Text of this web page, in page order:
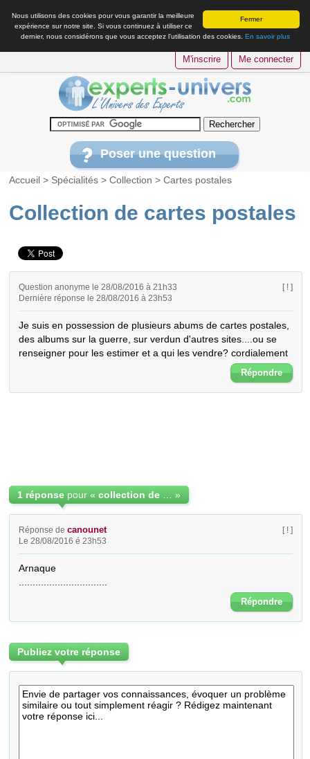
Fermer
Nous utilisons des cookies pour vous garantir la meilleure
expérience sur notre site. Si vous continuez à utiliser ce
dernier, nous considérons que vous acceptez l’utilisation des cookies. En savoir plus
M'inscrire Me connecter
Poser une question
Accueil > Spécialités >Collection >Cartes postales
Collection de cartes postales
Question anonyme le 28/08/2016 à 21h33
Dernière réponse le 28/08/2016 à 23h53
[ ! ]
Je suis en possession de plusieurs abums de cartes postales,
des albums sur la guerre, sur verdun d'autres sites....ou se
renseigner pour les estimer et a qui les vendre? cordialement
Répondre
1 réponse pour « »
Réponse decanounet
Le 28/08/2016 é 23h53
[ ! ]
Arnaque
Répondre
Publiez votre réponse